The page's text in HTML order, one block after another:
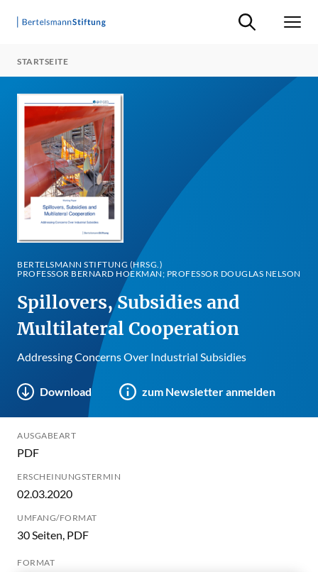
Suche ein-/
STARTSEITE
BERTELSMANN STIFTUNG (HRSG.)
PROFESSOR BERNARD HOEKMAN; PROFESSOR DOUGLAS NELSON
Spillovers, Subsidies and
Multilateral Cooperation
Addressing Concerns Over Industrial Subsidies
Download zum Newsletter anmelden
AUSGABEART
PDF
ERSCHEINUNGSTERMIN
02.03.2020
UMFANG/FORMAT
30 Seiten, PDF
FORMAT